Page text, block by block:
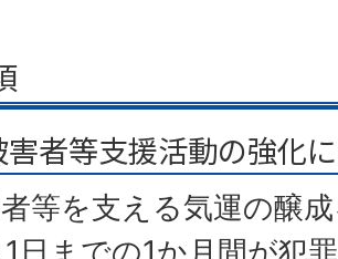
者等支援活動の強化
等を支える気運の醸